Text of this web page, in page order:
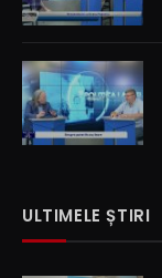
ULTIMELE ȘTIRI